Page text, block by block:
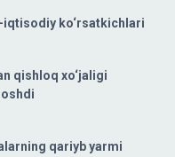
iqtisodiy ko‘rsatkichlari
qishloq xo‘jaligi
qariyb yarmi